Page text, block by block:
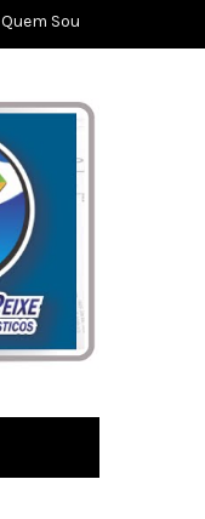
Quem Sou